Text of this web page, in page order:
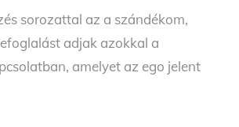
sorozattal az a szándékom,
adjak azokkal a
amelyet az ego jelent